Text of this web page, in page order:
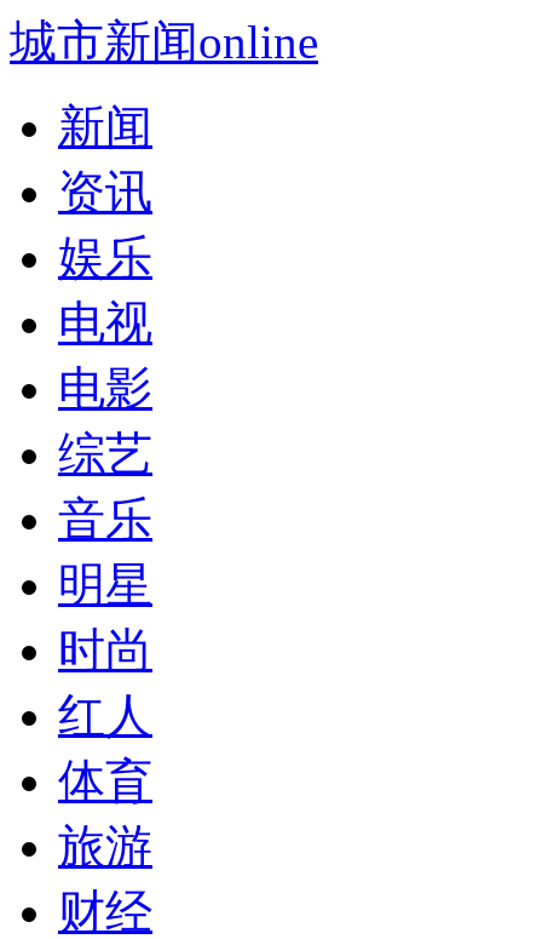
城市新闻online
新闻
资讯
娱乐
电视
电影
综艺
音乐
明星
时尚
红人
体育
旅游
财经